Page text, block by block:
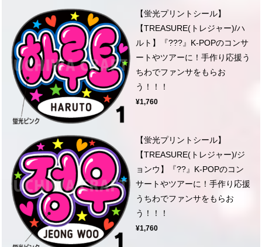
【蛍光プリントシール】
【TREASURE(トレジャー)/ハ
ルト】『???』K-POPのコンサ
ートやツアーに！手作り応援う
ちわでファンサをもらお
う！！！
¥1,760
【蛍光プリントシール】
【TREASURE(トレジャー)/ジ
ョンウ】『??』K-POPのコン
サートやツアーに！手作り応援
うちわでファンサをもらお
う！！！
¥1,760